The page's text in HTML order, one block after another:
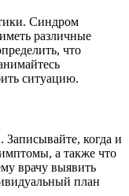
Синдром
различные
что
ситуацию.
когда и
а также что
врачу выявить
план